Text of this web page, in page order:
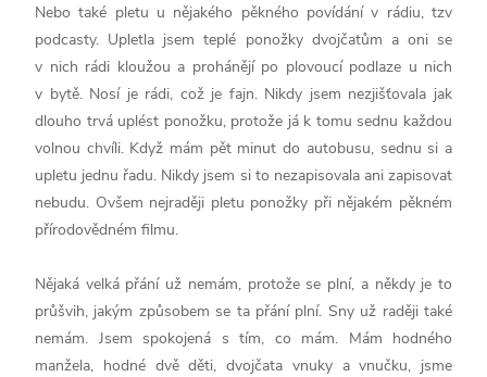
Nebo také pletu u nějakého pěkného povídání v rádiu, tzv
podcasty. Upletla jsem teplé ponožky dvojčatům a oni se
v nich rádi kloužou a prohánějí po plovoucí podlaze u nich
v bytě. Nosí je rádi, což je fajn. Nikdy jsem nezjišťovala jak
dlouho trvá uplést ponožku, protože já k tomu sednu každou
volnou chvíli. Když mám pět minut do autobusu, sednu si a
upletu jednu řadu. Nikdy jsem si to nezapisovala ani zapisovat
nebudu. Ovšem nejraději pletu ponožky při nějakém pěkném
přírodovědném filmu.
Nějaká velká přání už nemám, protože se plní, a někdy je to
průšvih, jakým způsobem se ta přání plní. Sny už raději také
nemám. Jsem spokojená s tím, co mám. Mám hodného
manžela, hodné dvě děti, dvojčata vnuky a vnučku, jsme